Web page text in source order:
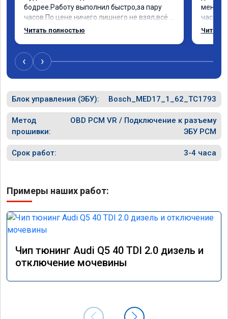
бодрее.Работу выполнил быстро,за пару
часов.По цене ничего лишнего не взял,всё
как договаривались заранее.После работы
случае поломки авто.Однозначно
рекомендую Алексея как грамотного
специалиста!
Читать полностью
меня
час
Арман
Читать
‹ ›
Блок управления (ЭБУ): Bosch_MED17_1_62_TC1793
Метод
прошивки:
OBD PCM VR / Подключение к разъему
ЭБУ PCM
Срок работ: 3-4 часа
Примеры наших работ:
Чип тюнинг Audi Q5 40 TDI 2.0 дизель и
отключение мочевины